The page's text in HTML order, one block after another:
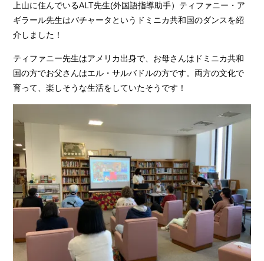
上山に住んでいるALT先生(外国語指導助手）ティファニー・ア
ギラール先生はバチャータというドミニカ共和国のダンスを紹
介しました！
ティファニー先生はアメリカ出身で、お母さんはドミニカ共和
国の方でお父さんはエル・サルバドルの方です。両方の文化で
育って、楽しそうな生活をしていたそうです！